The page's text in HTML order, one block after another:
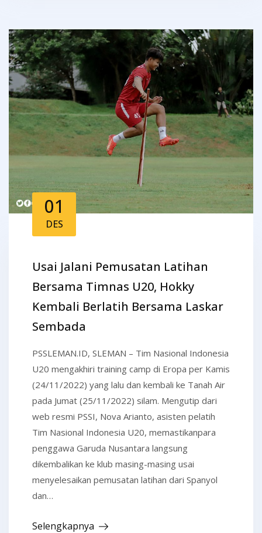
01
DES
Usai Jalani Pemusatan Latihan
Bersama Timnas U20, Hokky
Kembali Berlatih Bersama Laskar
Sembada
PSSLEMAN.ID, SLEMAN – Tim Nasional Indonesia
U20 mengakhiri training camp di Eropa per Kamis
(24/11/2022) yang lalu dan kembali ke Tanah Air
pada Jumat (25/11/2022) silam. Mengutip dari
web resmi PSSI, Nova Arianto, asisten pelatih
Tim Nasional Indonesia U20, memastikanpara
penggawa Garuda Nusantara langsung
dikembalikan ke klub masing-masing usai
menyelesaikan pemusatan latihan dari Spanyol
dan…
Selengkapnya